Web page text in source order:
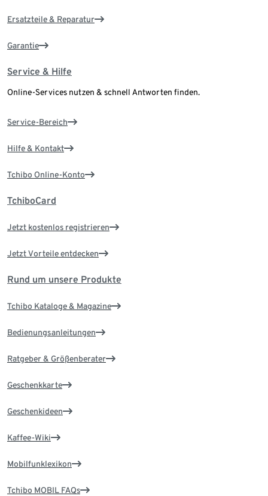
Ersatzteile & Reparatur
Garantie
Service & Hilfe
Online-Services nutzen & schnell Antworten finden.
Service-Bereich
Hilfe & Kontakt
Tchibo Online-Konto
TchiboCard
Jetzt kostenlos registrieren
Jetzt Vorteile entdecken
Rund um unsere Produkte
Tchibo Kataloge & Magazine
Bedienungsanleitungen
Ratgeber & Größenberater
Geschenkkarte
Geschenkideen
Kaffee-Wiki
Mobilfunklexikon
Tchibo MOBIL FAQs